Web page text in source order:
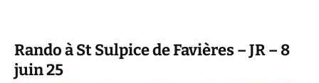
Rando à St Sulpice de Favières – JR – 8
juin 25